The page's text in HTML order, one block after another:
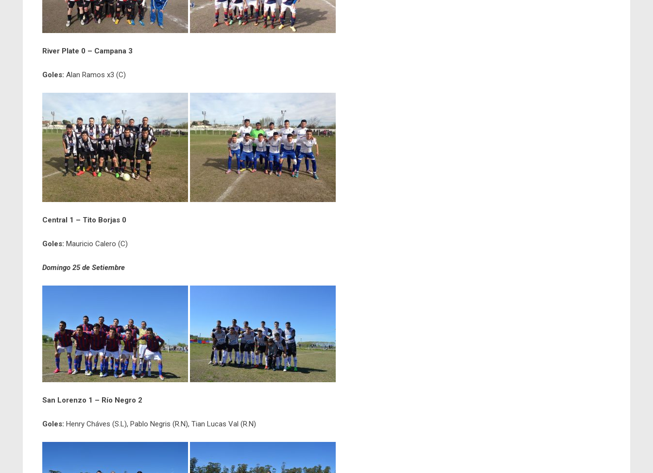
River Plate 0 – Campana 3
Goles: Alan Ramos x3 (C)
Central 1 – Tito Borjas 0
Goles: Mauricio Calero (C)
Domingo 25 de Setiembre
San Lorenzo 1 – Río Negro 2
Goles: Henry Cháves (S.L), Pablo Negris (R.N), Tian Lucas Val (R.N)